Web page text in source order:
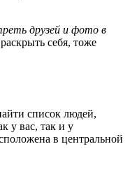
друзей и фото в
себя, тоже
список людей,
у вас, так и у
в центральной